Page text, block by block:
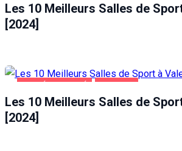
Les 10 Meilleurs Salles de
[2024]
Les 10 Meilleurs Salles de
[2024]